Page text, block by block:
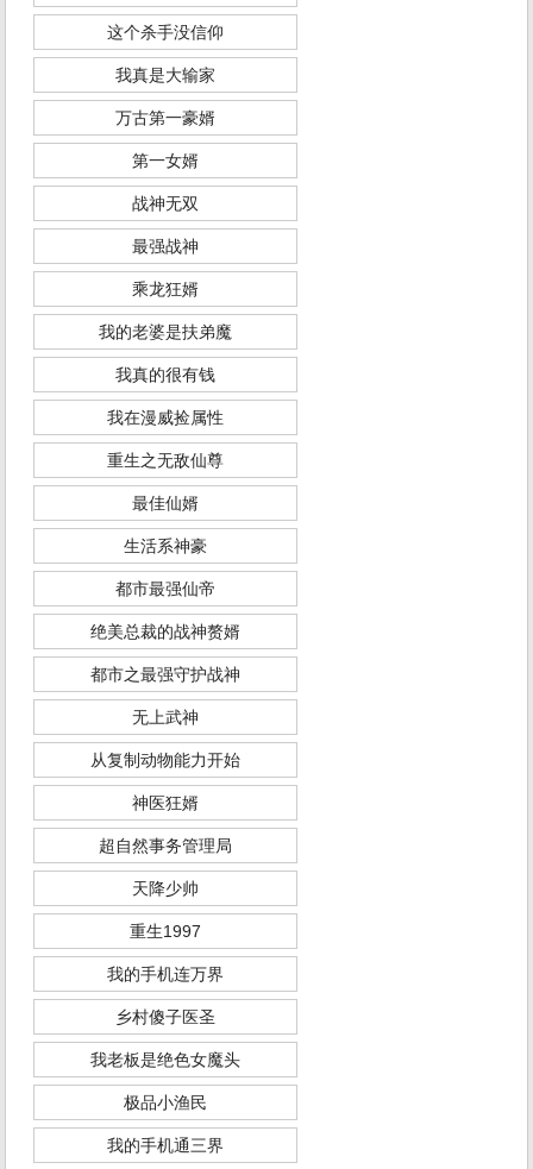
这个杀手没信仰
我真是大输家
万古第一豪婿
第一女婿
战神无双
最强战神
乘龙狂婿
我的老婆是扶弟魔
我真的很有钱
我在漫威捡属性
重生之无敌仙尊
最佳仙婿
生活系神豪
都市最强仙帝
绝美总裁的战神赘婿
都市之最强守护战神
无上武神
从复制动物能力开始
神医狂婿
超自然事务管理局
天降少帅
重生1997
我的手机连万界
乡村傻子医圣
我老板是绝色女魔头
极品小渔民
我的手机通三界